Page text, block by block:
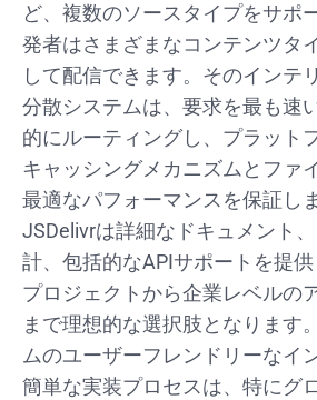
ど、複数のソースタイプをサポ
発者はさまざまなコンテンツタ
して配信できます。そのインテ
分散システムは、要求を最も速
的にルーティングし、プラット
キャッシングメカニズムとファ
最適なパフォーマンスを保証し
JSDelivrは詳細なドキュメント
計、包括的なAPIサポートを提
プロジェクトから企業レベルの
まで理想的な選択肢となります
ムのユーザーフレンドリーなイ
簡単な実装プロセスは、特にグ